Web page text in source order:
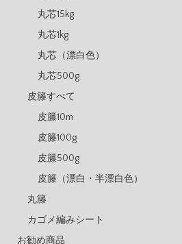
丸芯15kg
丸芯1kg
丸芯（漂白色）
丸芯500g
皮籐すべて
皮籐10m
皮籐100g
皮籐500g
皮籐（漂白・半漂白色）
丸籐
カゴメ編みシート
お勧め商品